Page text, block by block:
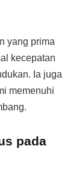
yang prima
kecepatan
Ia juga
memenuhi
pada